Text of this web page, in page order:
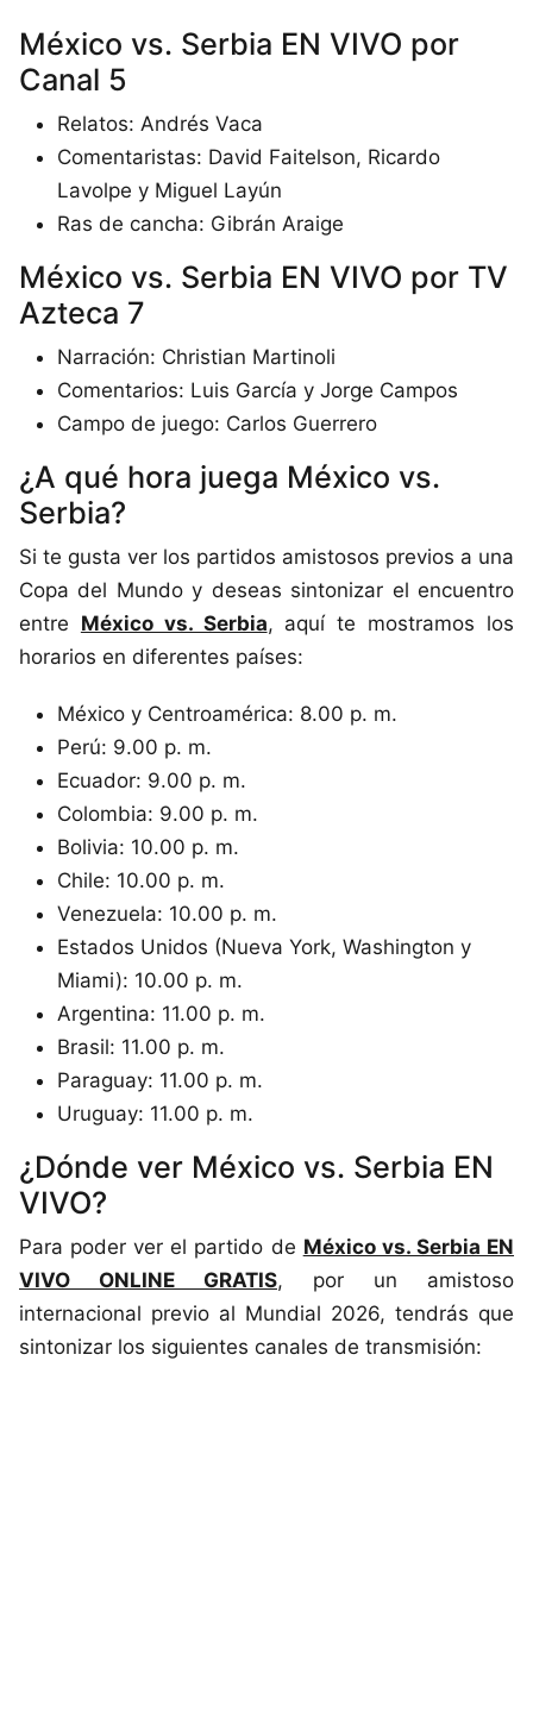
México vs. Serbia EN VIVO por
Canal 5
Relatos: Andrés Vaca
Comentaristas: David Faitelson, Ricardo
Lavolpe y Miguel Layún
Ras de cancha: Gibrán Araige
México vs. Serbia EN VIVO por TV
Azteca 7
Narración: Christian Martinoli
Comentarios: Luis García y Jorge Campos
Campo de juego: Carlos Guerrero
¿A qué hora juega México vs.
Serbia?
Si te gusta ver los partidos amistosos previos a una
Copa del Mundo y deseas sintonizar el encuentro
entre México vs. Serbia, aquí te mostramos los
horarios en diferentes países:
México y Centroamérica: 8.00 p. m.
Perú: 9.00 p. m.
Ecuador: 9.00 p. m.
Colombia: 9.00 p. m.
Bolivia: 10.00 p. m.
Chile: 10.00 p. m.
Venezuela: 10.00 p. m.
Estados Unidos (Nueva York, Washington y
Miami): 10.00 p. m.
Argentina: 11.00 p. m.
Brasil: 11.00 p. m.
Paraguay: 11.00 p. m.
Uruguay: 11.00 p. m.
¿Dónde ver México vs. Serbia EN
VIVO?
Para poder ver el partido de México vs. Serbia EN
VIVO ONLINE GRATIS, por un amistoso
internacional previo al Mundial 2026, tendrás que
sintonizar los siguientes canales de transmisión: